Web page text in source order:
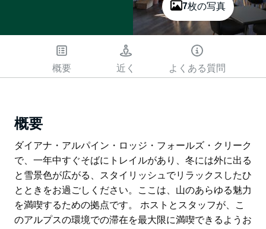
7枚の写真
概要 近く よくある質問
概要
ダイアナ・アルパイン・ロッジ・フォールズ・クリーク
で、一年中すぐそばにトレイルがあり、冬には外に出る
と雪景色が広がる、スタイリッシュでリラックスしたひ
とときをお過ごしください。ここは、山のあらゆる魅力
を満喫するための拠点です。 ホストとスタッフが、こ
のアルプスの環境での滞在を最大限に満喫できるようお